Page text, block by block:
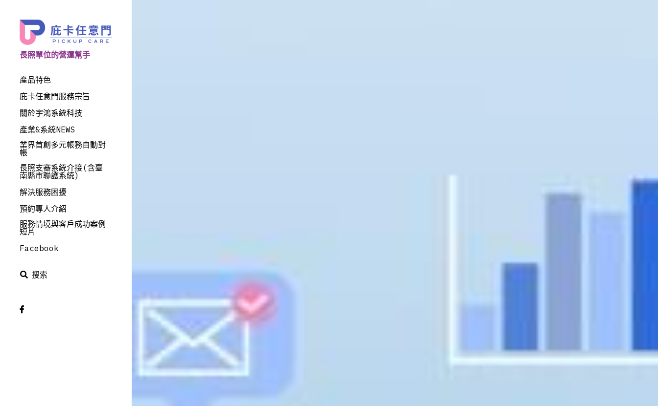
長照單位的營運幫手
產品特色
庇卡任意門服務宗旨
關於宇鴻系統科技
產業&系統NEWS
業界首創多元帳務自動對
帳
長照支審系統介接(含臺
南縣市聯護系統)
解決服務困擾
預約專人介紹
服務情境與客戶成功案例
短片
Facebook
搜索